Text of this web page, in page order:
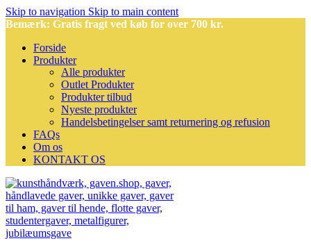
Skip to navigation Skip to main content
Bemærk: Gratis fragt ved køb for over 700 kr.
Forside
Produkter
Alle produkter
Outlet Produkter
Produkter tilbud
Nyeste produkter
Handelsbetingelser samt returnering og refusion
FAQs
Om os
KONTAKT OS